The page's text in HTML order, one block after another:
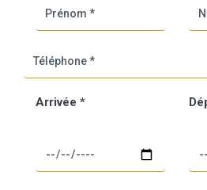
Arrivée *